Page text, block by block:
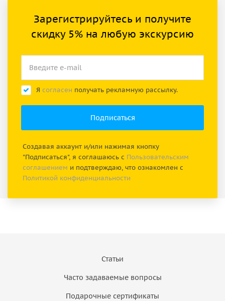
Зарегистрируйтесь и получите
скидку 5% на любую экскурсию
Я согласен получать рекламную рассылку.
Создавая аккаунт и/или нажимая кнопку
"Подписаться", я соглашаюсь с Пользовательским
соглашением и подтверждаю, что ознакомлен с
Политикой конфиденциальности
Статьи
Часто задаваемые вопросы
Подарочные сертификаты